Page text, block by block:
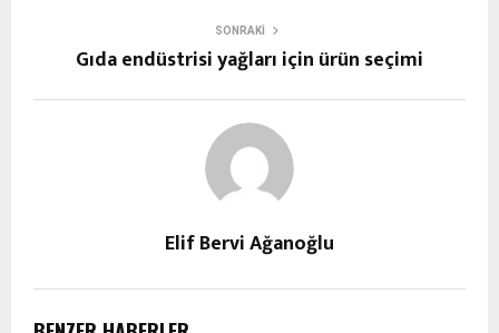
SONRAKI
Gıda endüstrisi yağları için ürün seçimi
Elif Bervi Ağanoğlu